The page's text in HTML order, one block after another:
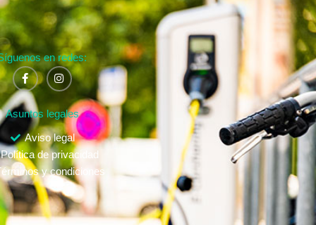
en redes:
Asuntos legales
Aviso legal
Política de privacidad
y condiciones